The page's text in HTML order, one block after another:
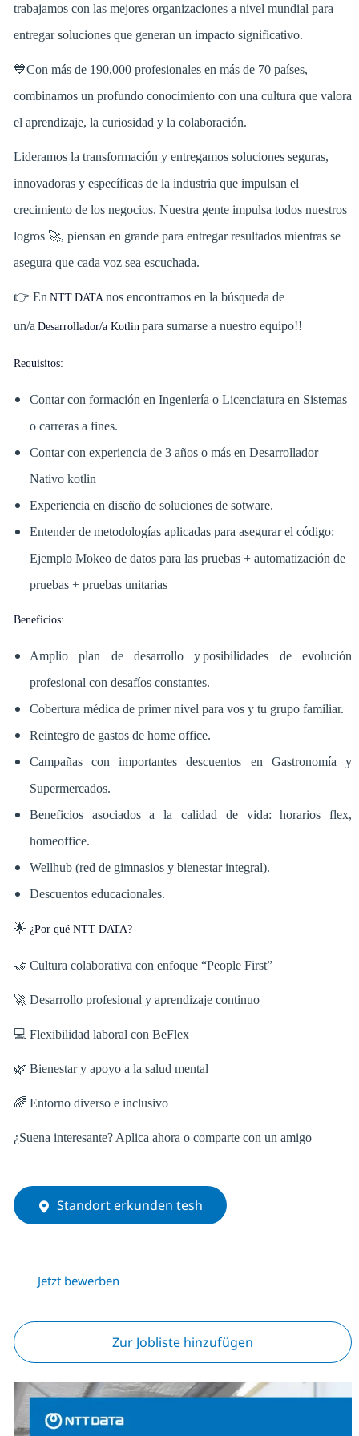
trabajamos con las mejores organizaciones a nivel mundial para
entregar soluciones que generan un impacto significativo.
💙Con más de 190,000 profesionales en más de 70 países,
combinamos un profundo conocimiento con una cultura que valora
el aprendizaje, la curiosidad y la colaboración.
Lideramos la transformación y entregamos soluciones seguras,
innovadoras y específicas de la industria que impulsan el
crecimiento de los negocios. Nuestra gente impulsa todos nuestros
logros 🚀, piensan en grande para entregar resultados mientras se
asegura que cada voz sea escuchada.
👉 EnNTT DATA nos encontramos en la búsqueda de
un/a Desarrollador/a Kotlin para sumarse a nuestro equipo!!
Requisitos:
Contar con formación en Ingeniería o Licenciatura en Sistemas
o carreras a fines.
Contar con experiencia de 3 años o más en Desarrollador
Nativo kotlin
Experiencia en diseño de soluciones de sotware.
Entender de metodologías aplicadas para asegurar el código:
Ejemplo Mokeo de datos para las pruebas + automatización de
pruebas + pruebas unitarias
Beneficios:
Amplio plan de desarrollo y posibilidades de evolución
profesional con desafíos constantes.
Cobertura médica de primer nivel para vos y tu grupo familiar.
Reintegro de gastos de home office.
Campañas con importantes descuentos en Gastronomía y
Supermercados.
Beneficios asociados a la calidad de vida: horarios flex,
homeoffice.
Wellhub (red de gimnasios y bienestar integral).
Descuentos educacionales.
🌟 ¿Por qué NTT DATA?
🤝 Cultura colaborativa con enfoque “People First”
🚀 Desarrollo profesional y aprendizaje continuo
💻 Flexibilidad laboral con BeFlex
🌿 Bienestar y apoyo a la salud mental
🌈 Entorno diverso e inclusivo
¿Suena interesante? Aplica ahora o comparte con un amigo
Standort erkunden tesh
Jetzt bewerben
Zur Jobliste hinzufügen